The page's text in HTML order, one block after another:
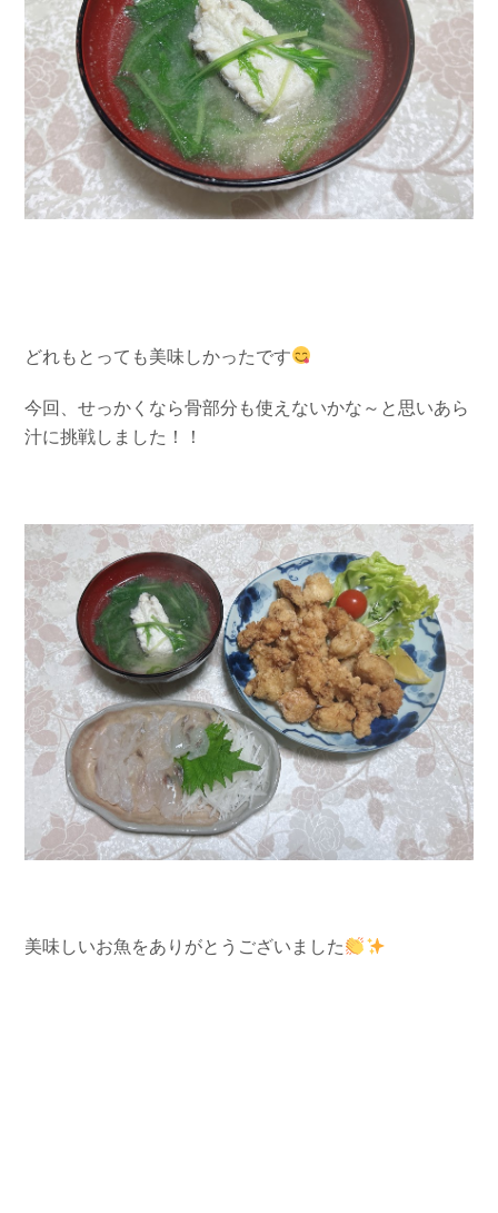
どれもとっても美味しかったです
今回、せっかくなら骨部分も使えないかな～と思いあら
汁に挑戦しました！！
美味しいお魚をありがとうございました